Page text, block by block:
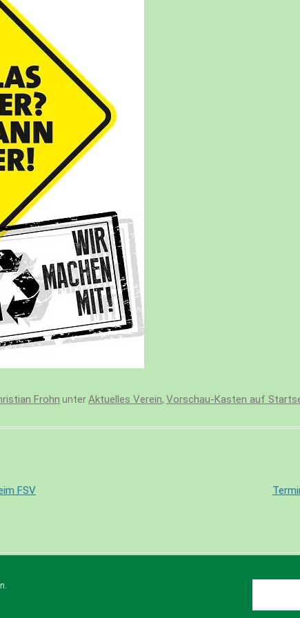
Frohn unterAktuelles Verein, Vorschau-Kasten auf
FSV